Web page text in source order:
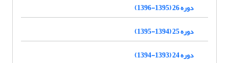
دوره 26 (1395-1396)
دوره 25 (1394-1395)
دوره 24 (1393-1394)